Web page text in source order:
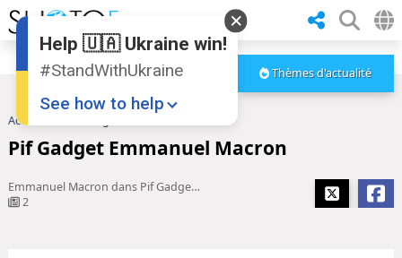
Thèmes d'actualité
Accueil
Pif Gadget Emmanuel Macron
Emmanuel Macron dans Pif Gadget : «Le président de la ...
2
Help 🇺🇦 Ukraine win!
#StandWithUkraine
See how to help